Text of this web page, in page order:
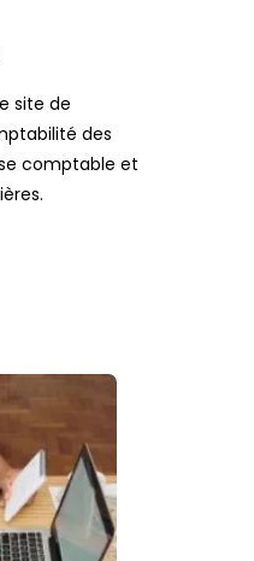
site de
des
comptable et